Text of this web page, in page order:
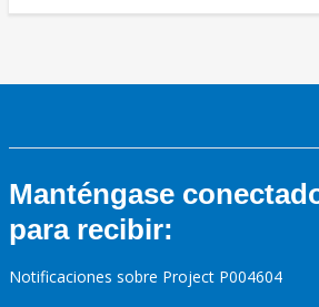
Manténgase
para recibir:
Notificaciones sobre Project P004604